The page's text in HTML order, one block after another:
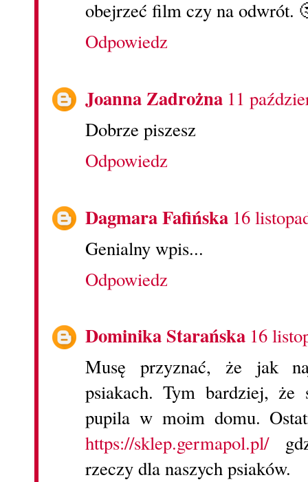
obejrzeć film czy na odwrót.
Odpowiedz
Joanna Zadrożna 11
Dobrze piszesz
Odpowiedz
Dagmara Fafińska 16
Genialny wpis...
Odpowiedz
Dominika Starańska 16
Musę przyznać, że jak
psiakach. Tym bardziej, że
pupila w moim domu.
https://sklep.germapol.pl/
rzeczy dla naszych psiaków.